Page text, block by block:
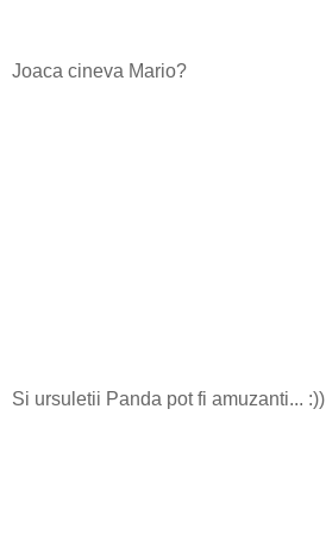
Joaca cineva Mario?
Si ursuletii Panda pot fi amuzanti... :))